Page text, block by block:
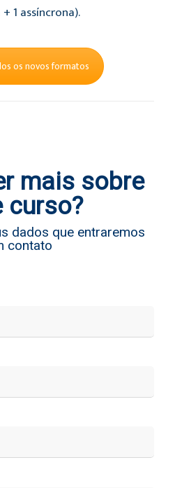
1 assíncrona).
os novos formatos
mais sobre
curso?
dados que entraremos
contato